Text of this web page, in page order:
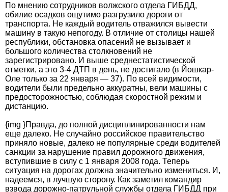
По мнению сотрудников волжского отдела ГИБДД,
обилие осадков ощутимо разгрузило дороги от
транспорта. Не каждый водитель отважился вывести
машину в такую непогоду. В отличие от столицы нашей
республики, обстановка опасений не вызывает и
большого количества столкновений не
зарегистрировано. И выше среднестатистической
отметки, а это 3-4 ДТП в день, не достигало (в Йошкар-
Оле только за 22 января — 37). По всей видимости,
водители были предельно аккуратны, вели машины с
предосторожностью, соблюдая скоростной режим и
дистанцию.
{img }Правда, до полной дисциплинированности нам
еще далеко. Не случайно российское правительство
приняло новые, далеко не популярные среди водителей
санкции за нарушение правил дорожного движения,
вступившие в силу с 1 января 2008 года. Теперь
ситуация на дорогах должна значительно измениться. И,
надеемся, в лучшую сторону. Как заметил командир
взвода дорожно-патрульной службы отдела ГИБДД при